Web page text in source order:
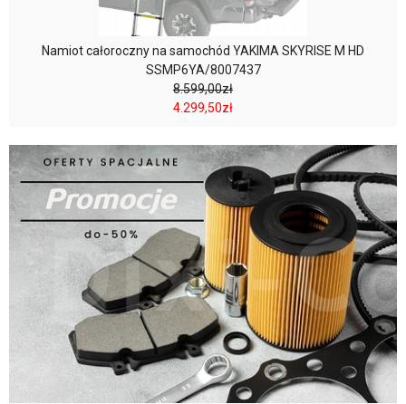
Namiot całoroczny na samochód YAKIMA SKYRISE M HD
SSMP6YA/8007437
8.599,00zł
4.299,50zł